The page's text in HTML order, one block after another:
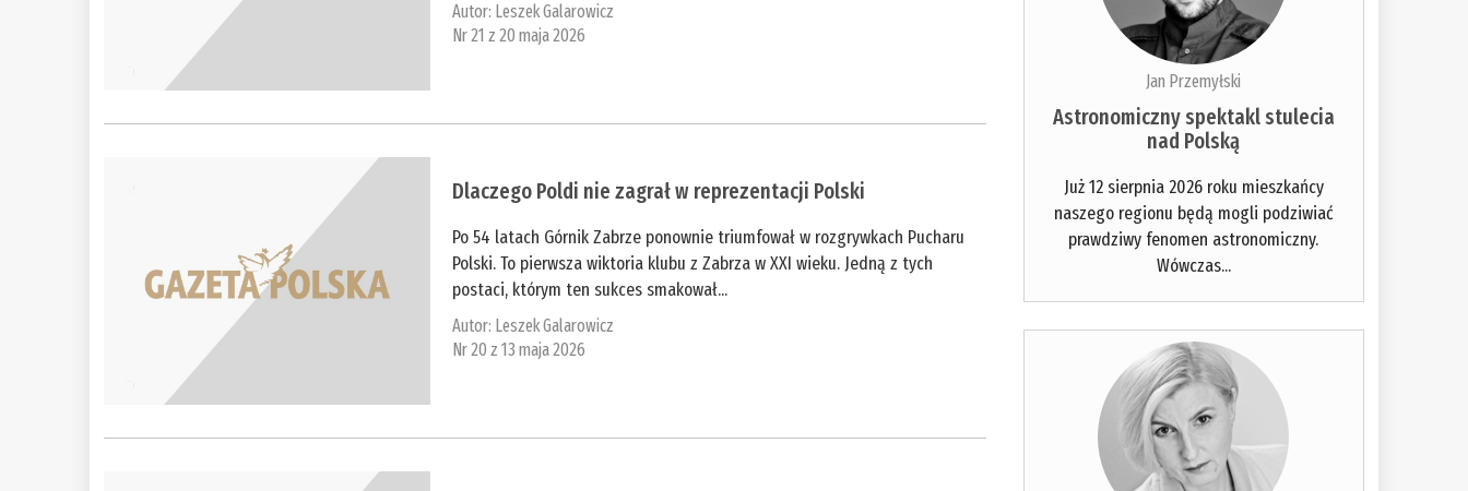
Autor: Leszek Galarowicz
Nr 21 z 20 maja 2026
Dlaczego Poldi nie zagrał w reprezentacji Polski
Po 54 latach Górnik Zabrze ponownie triumfował w rozgrywkach Pucharu
Polski. To pierwsza wiktoria klubu z Zabrza w XXI wieku. Jedną z tych
postaci, którym ten sukces smakował...
Autor: Leszek Galarowicz
Nr 20 z 13 maja 2026
Jan Przemyłski
Astronomiczny spektakl stulecia
nad Polską
Już 12 sierpnia 2026 roku mieszkańcy
naszego regionu będą mogli podziwiać
prawdziwy fenomen astronomiczny.
Wówczas...